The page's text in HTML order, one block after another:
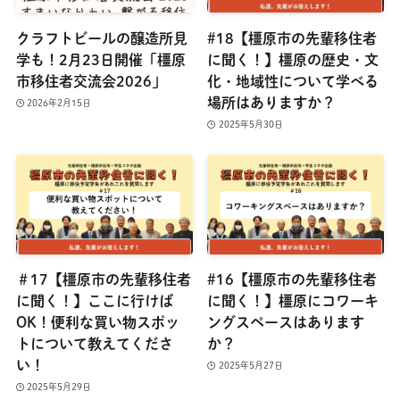
クラフトビールの醸造所見
学も！2月23日開催「橿原
市移住者交流会2026」
2026年2月15日
#18【橿原市の先輩移住者
に聞く！】橿原の歴史・文
化・地域性について学べる
場所はありますか？
2025年5月30日
＃17【橿原市の先輩移住者
に聞く！】ここに行けば
OK！便利な買い物スポッ
トについて教えてくださ
い！
2025年5月29日
#16【橿原市の先輩移住者
に聞く！】橿原にコワーキ
ングスペースはあります
か？
2025年5月27日